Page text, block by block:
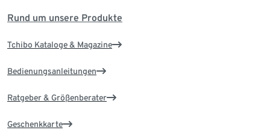
Rund um unsere Produkte
Tchibo Kataloge & Magazine
Bedienungsanleitungen
Ratgeber & Größenberater
Geschenkkarte